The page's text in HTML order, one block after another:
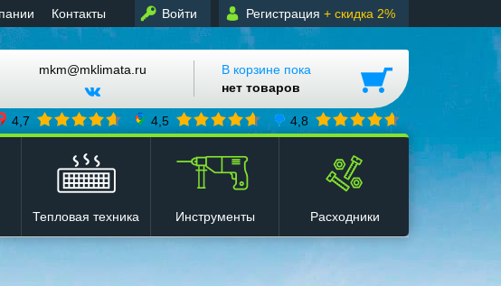
Войти Регистрация + скидка 2%
Контакты
mkm@mklimata.ru
В корзине пока
нет товаров
4,7 4,5 4,8
Тепловая техника Инструменты Расходники